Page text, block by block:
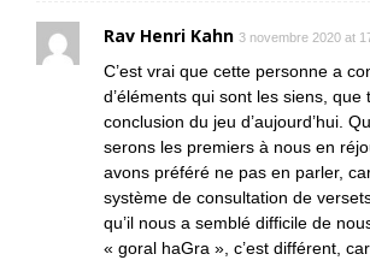
Rav Henri Kahn 3 novembre 2020 at
C’est vrai que cette personne a
d’éléments qui sont les siens, que
conclusion du jeu d’aujourd’hui.
serons les premiers à nous en
avons préféré ne pas en parler,
système de consultation de
qu’il nous a semblé difficile de
« goral haGra », c’est différent,